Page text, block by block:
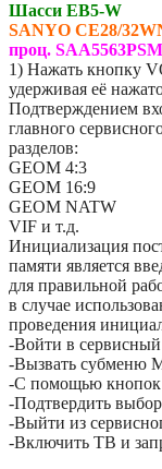
Шасси EB5-W
SANYO CE28/
проц.
1) Нажать кнопку
удерживая её
Подтверждением
главного
разделов:
GEOM 4:3
GEOM 16:9
GEOM NATW
VIF и т.д.
Инициализация
памяти является
для правильной
в случае
проведения
-Войти в
-Вызвать субменю
-С помощью
-Подтвердить
-Выйти из
-Включить ТВ и